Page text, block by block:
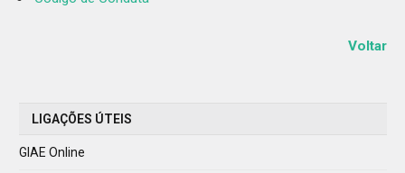
Voltar
LIGAÇÕES ÚTEIS
GIAE Online